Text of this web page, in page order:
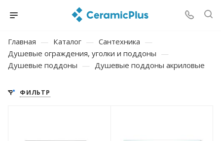
Главная — Каталог — Сантехника —
Душевые ограждения, уголки и поддоны —
Душевые поддоны — Душевые поддоны акриловые
ФИЛЬТР